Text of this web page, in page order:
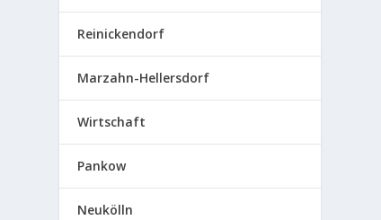
Reinickendorf
Marzahn-Hellersdorf
Wirtschaft
Pankow
Neukölln